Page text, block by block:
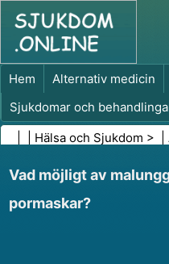
Hem Alternativ medicin
Sjukdomar och
Kost och näring
Hälsa och Sjukdom > |
Vad möjligt av
pormaskar?